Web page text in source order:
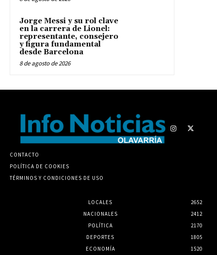
Jorge Messi y su rol clave
en la carrera de Lionel:
representante, consejero
y figura fundamental
desde Barcelona
8 de agosto de 2026
CONTACTO
POLÍTICA DE COOKIES
TÉRMINOS Y CONDICIONES DE USO
LOCALES
2652
NACIONALES
2412
POLÍTICA
2170
DEPORTES
1805
ECONOMÍA
1520